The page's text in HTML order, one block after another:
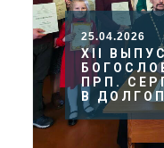
25.04.2026
XII
ПРП.
В